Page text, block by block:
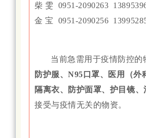
柴 雯 0951-2090263
金 宝 0951-2090256
当前急需用于疫情防控的
防护服、N95口罩、医用（外
隔离衣、防护面罩、护目镜、
接受与疫情无关的物